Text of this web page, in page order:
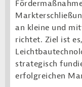
an kleine und
richtet. Ziel ist
strategisch
erfolgreichen